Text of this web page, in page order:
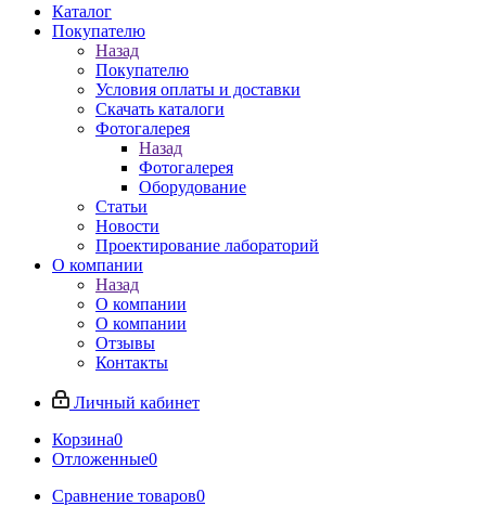
Каталог
Покупателю
Назад
Покупателю
Условия оплаты и доставки
Скачать каталоги
Фотогалерея
Назад
Фотогалерея
Оборудование
Статьи
Новости
Проектирование лабораторий
О компании
Назад
О компании
О компании
Отзывы
Контакты
Личный кабинет
Корзина0
Отложенные0
Сравнение товаров0